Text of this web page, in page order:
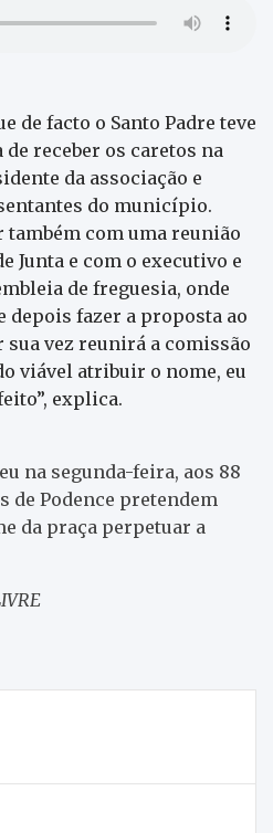
de facto o Santo Padre teve
receber os caretos na
da associação e
do município.
também com uma reunião
Junta e com o executivo e
de freguesia, onde
depois fazer a proposta ao
vez reunirá a comissão
viável atribuir o nome, eu
explica.
na segunda-feira, aos 88
de Podence pretendem
da praça perpetuar a